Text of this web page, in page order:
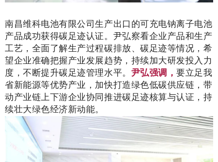
南昌维科电池有限公司生产出口的可充电钠离子电池
产品成功获得碳足迹认证。尹弘察看企业产品和生产
工艺，全面了解生产过程碳排放、碳足迹等情况，希
望企业准确把握产业发展趋势，持续加大研发投入力
度，不断提升碳足迹管理水平。 尹弘强调，要立足我
省新能源等优势产业，加快打造绿色低碳供应链，带
动产业链上下游企业协同推进碳足迹核算与认证，持
续壮大绿色经济新动能。